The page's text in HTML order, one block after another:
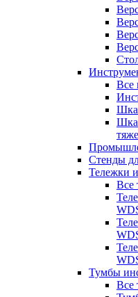
Все
Стенды
Тележки
Все
Тумбы
Все